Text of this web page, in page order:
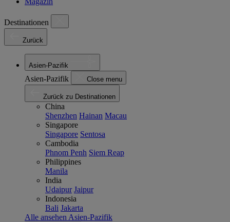
Destinationen
Zurück
Asien-Pazifik
Asien-Pazifik Close menu
Zurück zu Destinationen
China
Shenzhen Hainan Macau
Singapore
Singapore Sentosa
Cambodia
Phnom Penh Siem Reap
Philippines
Manila
India
Udaipur Jaipur
Indonesia
Bali Jakarta
Alle ansehen Asien-Pazifik